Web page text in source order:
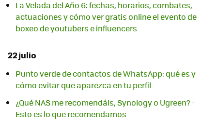
La Velada del Año 6: fechas, horarios, combates,
actuaciones y cómo ver gratis online el evento de
boxeo de youtubers e influencers
22 julio
Punto verde de contactos de WhatsApp: qué es y
cómo evitar que aparezca en tu perfil
¿Qué NAS me recomendáis, Synology o Ugreen? -
Esto es lo que recomendamos